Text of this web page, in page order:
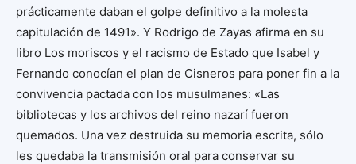
prácticamente daban el golpe definitivo a la molesta
capitulación de 1491». Y Rodrigo de Zayas afirma en su
libro Los moriscos y el racismo de Estado que Isabel y
Fernando conocían el plan de Cisneros para poner fin a la
convivencia pactada con los musulmanes: «Las
bibliotecas y los archivos del reino nazarí fueron
quemados. Una vez destruida su memoria escrita, sólo
les quedaba la transmisión oral para conservar su